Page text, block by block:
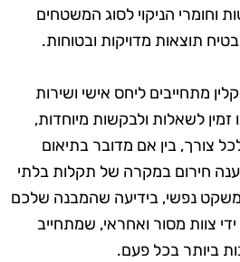
וחומרי הניקוי לסוג המשטחים
תוצאות מדויקות ובטוחות.
מתחייבים ליחס אישי ושירות
לשאלות ולבקשות מיוחדות,
צורך, בין אם מדובר בתיאום
חירום במקרה של תקלות בלתי
משקט נפשי, בידיעה שהמבנה שלכם
צוות מסור ואחראי, שמתחייב
ביותר בכל פעם.